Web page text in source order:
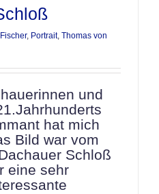
, Portrait, Thomas von
und
hat mich
Bild war vom
Schloß
eine sehr